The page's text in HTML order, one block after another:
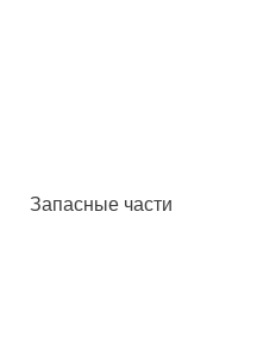
Запасные части